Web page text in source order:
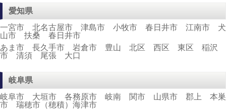
愛知県
一宮市 北名古屋市 津島市 小牧市 春日井市 江南市 犬
山市 扶桑 春日井市
あま市 長久手市 岩倉市 豊山 北区 西区 東区 稲沢
市 清須 尾張 大口
岐阜県
岐阜市 大垣市 各務原市 岐南 関市 山県市 郡上 本巣
市 瑞穂市（穂積）海津市